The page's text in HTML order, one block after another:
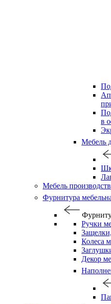
в
Мебель
Мебель
Фурнитура
Ручки
Колеса
Декор